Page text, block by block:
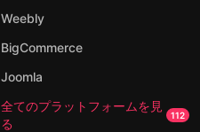
Weebly
BigCommerce
Joomla
全てのプラットフォームを見
る
112